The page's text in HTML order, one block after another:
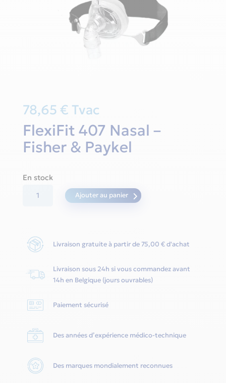
78,65 € Tvac
FlexiFit 407 Nasal –
Fisher & Paykel
En stock
quantité
Nasal
Fisher
Paykel
Ajouter au panier
Livraison gratuite à partir de 75,00 € d'achat
Livraison sous 24h si vous commandez avant
14h en Belgique (jours ouvrables)
Paiement sécurisé
Des années d’expérience médico-technique
Des marques mondialement reconnues